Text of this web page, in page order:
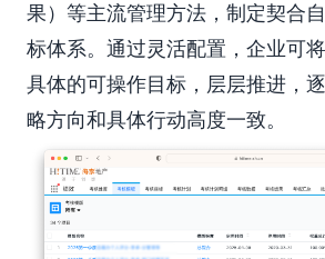
果）等主流管理方法，制定契合
标体系。通过灵活配置，企业可
具体的可操作目标，层层推进，
略方向和具体行动高度一致。